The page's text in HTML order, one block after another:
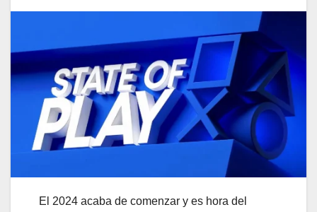
El 2024 acaba de comenzar y es hora del